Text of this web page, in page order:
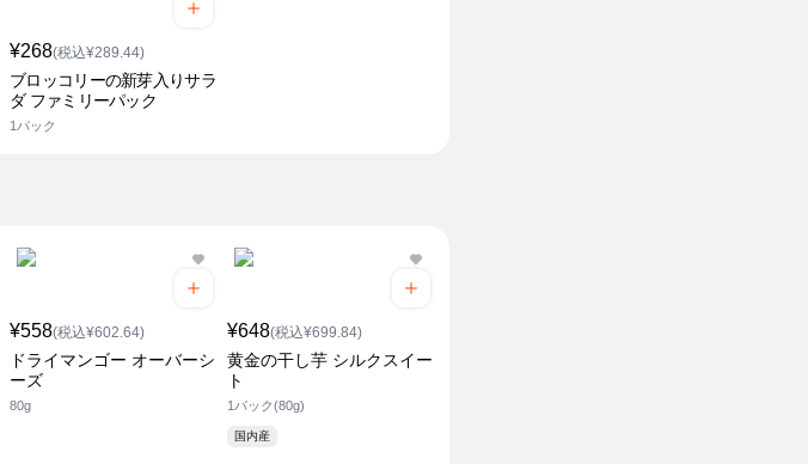
¥268(税込¥289.44)
ブロッコリーの新芽入りサラ
ダ ファミリーパック
1パック
¥558(税込¥602.64)
ドライマンゴー オーバーシ
ーズ
80g
¥648(税込¥699.84)
黄金の干し芋 シルクスイー
ト
1パック(80g)
国内産